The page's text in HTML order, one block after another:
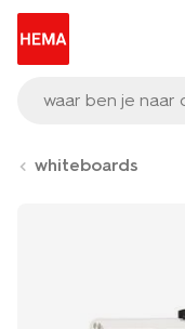
waar ben je naar
whiteboards